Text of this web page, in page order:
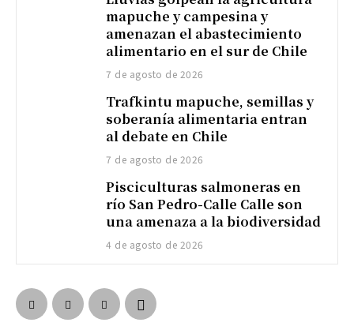
mapuche y campesina y
amenazan el abastecimiento
alimentario en el sur de Chile
7 de agosto de 2026
Trafkintu mapuche, semillas y
soberanía alimentaria entran
al debate en Chile
7 de agosto de 2026
Pisciculturas salmoneras en
río San Pedro-Calle Calle son
una amenaza a la biodiversidad
4 de agosto de 2026